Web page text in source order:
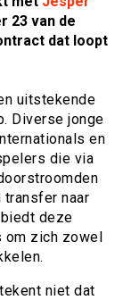
23 van de
dat loopt
uitstekende
Diverse jonge
en
die via
transfer naar
deze
om zich zowel
niet dat